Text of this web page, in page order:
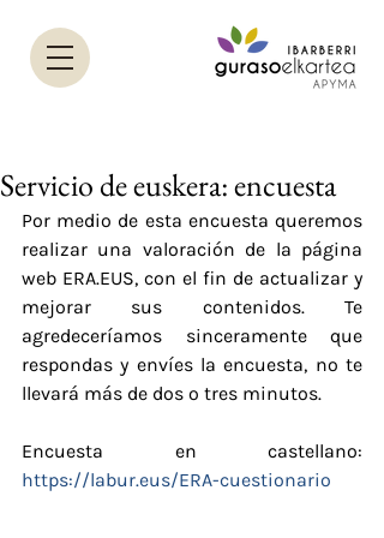
Servicio de euskera: encuesta
Por medio de esta encuesta queremos
realizar una valoración de la página
web ERA.EUS, con el fin de actualizar y
mejorar sus contenidos. Te
agredeceríamos sinceramente que
respondas y envíes la encuesta, no te
llevará más de dos o tres minutos.
https://labur.eus/ERA-cuestionario